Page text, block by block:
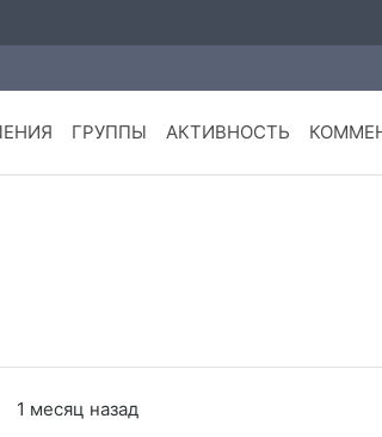
ГРУППЫ АКТИВНОСТЬ
1 месяц назад